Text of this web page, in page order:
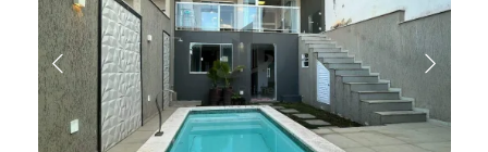
RESIDENCIAL
APARTAMENTOS APARTAMENTOS GARDEN
CASAS CHÁCARAS COBERTURAS